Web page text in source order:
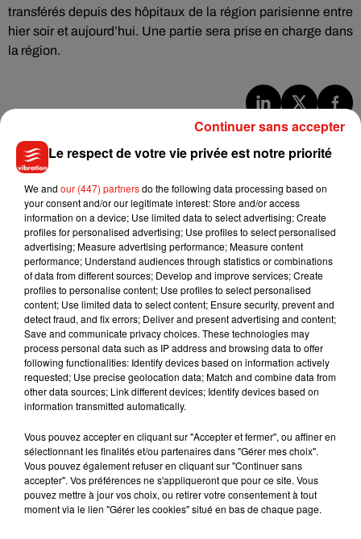
transférés depuis des hôpitaux de la région parisienne entre
hier soir et aujourd’hui. Une partie sera prise en charge dans
la région.
7 août 2026
Julien Lieb s’essaye à la vie de chatelain
dans son nouveau clip
7 août 2026
Madonna sort enfin le remix de « Love
Sensation » avec Kylie Minogue
Tayc et Didi B dévoilent le single le plus
Angèle et Amélie Lens dévoilent leur
Le respect de votre vie privée est notre priorité
We and our (447) partnersdo the following data processing based on
your consent and/or our legitimate interest: Store and/or access
information on a device; Use limited data to select advertising; Create
profiles for personalised advertising; Use profiles to select personalised
advertising; Measure advertising performance; Measure content
performance; Understand audiences through statistics or combinations
of data from different sources; Develop and improve services; Create
profiles to personalise content; Use profiles to select personalised
content; Use limited data to select content; Ensure security, prevent and
detect fraud, and fix errors; Deliver and present advertising and content;
Save and communicate privacy choices. These technologies may
process personal data such as IP address and browsing data to offer
following functionalities: Identify devices based on information actively
requested; Use precise geolocation data; Match and combine data from
other data sources; Link different devices; Identify devices based on
information transmitted automatically.
Vous pouvez accepter en cliquant sur "Accepter et fermer", ou affiner en
sélectionnant les finalités et/ou partenaires dans "Gérer mes choix".
Vous pouvez également refuser en cliquant sur "Continuer sans
accepter". Vos préférences ne s'appliqueront que pour ce site. Vous
pouvez mettre à jour vos choix, ou retirer votre consentement à tout
moment via le lien "Gérer les cookies" situé en bas de chaque page.
Continuer sans accepter